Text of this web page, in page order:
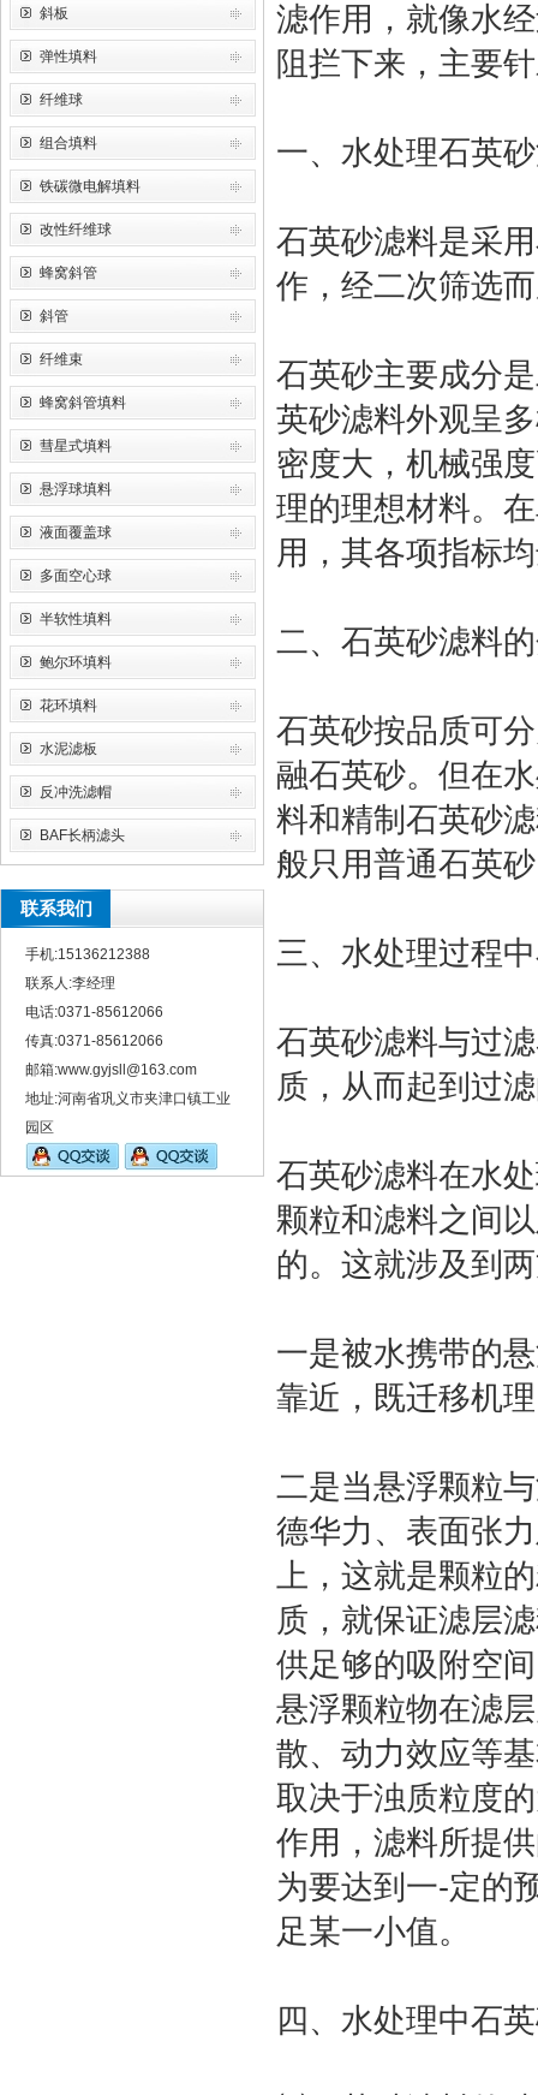
斜板
弹性填料
纤维球
组合填料
铁碳微电解填料
改性纤维球
蜂窝斜管
斜管
纤维束
蜂窝斜管填料
彗星式填料
悬浮球填料
液面覆盖球
多面空心球
半软性填料
鲍尔环填料
花环填料
水泥滤板
反冲洗滤帽
BAF长柄滤头
联系我们
手机:15136212388
联系人:李经理
电话:0371-85612066
传真:0371-85612066
邮箱:www.gyjsll@163.com
地址:河南省巩义市夹津口镇工业
园区
滤作用，就像水
阻拦下来，主要
一、水处理石英
石英砂滤料是采
作，经二次筛选
石英砂主要成分
英砂滤料外观呈
密度大，机械强
理的理想材料。
用，其各项指标
二、石英砂滤料
石英砂按品质可
融石英砂。但在
料和精制石英砂
般只用普通石英
三、水处理过程
石英砂滤料与过
质，从而起到过
石英砂滤料在水
颗粒和滤料之间
的。这就涉及到
一是被水携带的
靠近，既迁移机
二是当悬浮颗粒
德华力、表面张
上，这就是颗粒
质，就保证滤层
供足够的吸附空
悬浮颗粒物在滤
散、动力效应等
取决于浊质粒度
作用，滤料所提
为要达到一-定的
足某一小值。
四、水处理中石